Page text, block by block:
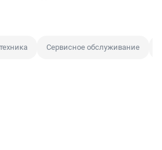
Сервисное обслуживание